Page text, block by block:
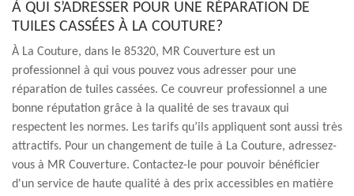
À QUI S’ADRESSER POUR UNE RÉPARATION DE
TUILES CASSÉES À LA COUTURE?
À La Couture, dans le 85320, MR Couverture est un
professionnel à qui vous pouvez vous adresser pour une
réparation de tuiles cassées. Ce couvreur professionnel a une
bonne réputation grâce à la qualité de ses travaux qui
respectent les normes. Les tarifs qu’ils appliquent sont aussi très
attractifs. Pour un changement de tuile à La Couture, adressez-
vous à MR Couverture. Contactez-le pour pouvoir bénéficier
d'un service de haute qualité à des prix accessibles en matière